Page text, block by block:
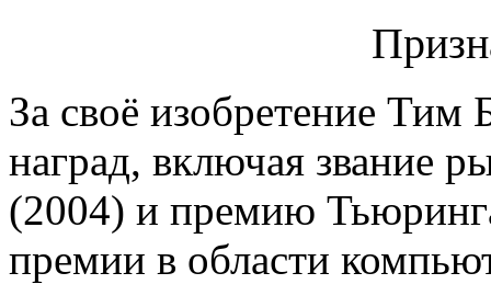
За своё изобретение
наград, включая звание
(2004) и премию
премии в области